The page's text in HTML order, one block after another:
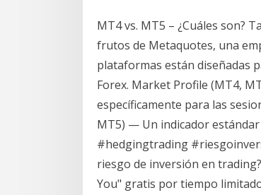
MT4 vs. MT5 – ¿Cuáles son?
frutos de Metaquotes, una
plataformas están diseñadas
Forex. Market Profile (MT4,
específicamente para las
MT5) — Un indicador estándar
#hedgingtrading
riesgo de inversión en
You" gratis por tiempo